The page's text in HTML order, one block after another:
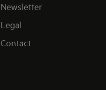
Newsletter
Legal
Contact